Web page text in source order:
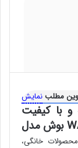
مطلبنمایش
و با کیفیت
بوش مدل
خانگی،